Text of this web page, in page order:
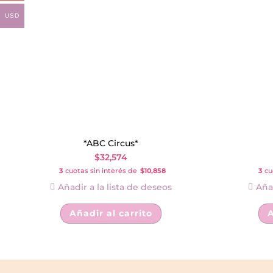
*ABC Circus*
$32,574
3 cuotas sin interés de $10,858
Añadir a la lista de deseos
Añadir al carrito
3
USD